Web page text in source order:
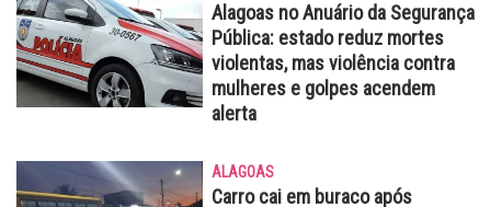
Alagoas no Anuário da Segurança
Pública: estado reduz mortes
violentas, mas violência contra
mulheres e golpes acendem
alerta
ALAGOAS
Carro cai em buraco após